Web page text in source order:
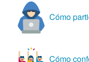
Cómo
Cómo